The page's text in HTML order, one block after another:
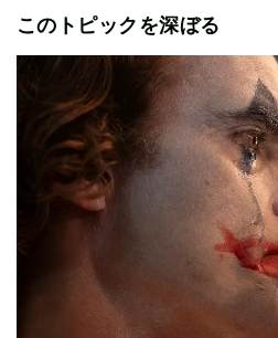
このトピックを深ぼる